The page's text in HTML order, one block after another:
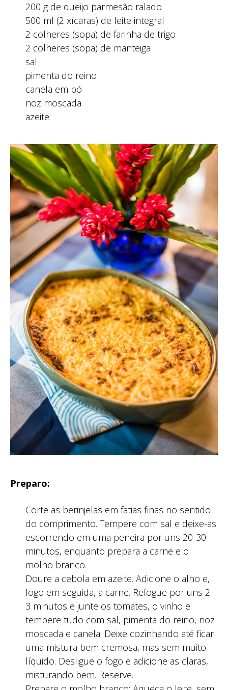
200 g de queijo parmesão ralado
500 ml (2 xícaras) de leite integral
2 colheres (sopa) de farinha de trigo
2 colheres (sopa) de manteiga
sal
pimenta do reino
canela em pó
noz moscada
azeite
Preparo:
Corte as berinjelas em fatias finas no sentido
do comprimento. Tempere com sal e deixe-as
escorrendo em uma peneira por uns 20-30
minutos, enquanto prepara a carne e o
molho branco.
Doure a cebola em azeite. Adicione o alho e,
logo em seguida, a carne. Refogue por uns 2-
3 minutos e junte os tomates, o vinho e
tempere tudo com sal, pimenta do reino, noz
moscada e canela. Deixe cozinhando até ficar
uma mistura bem cremosa, mas sem muito
líquido. Desligue o fogo e adicione as claras,
misturando bem. Reserve.